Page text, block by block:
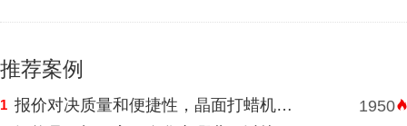
推荐案例
1 报价对决质量和便捷性，晶面打蜡机河南挑选需明智判断 1950